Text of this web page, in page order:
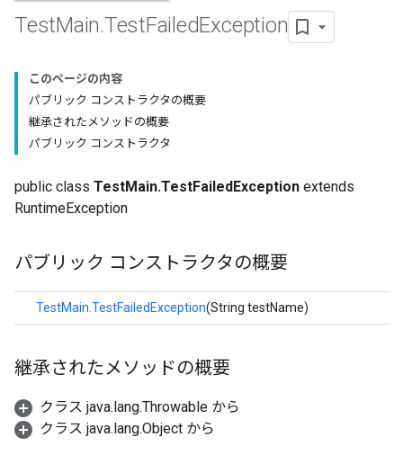
TestMain.TestFailedException
このページの内容
パブリック コンストラクタの概要
継承されたメソッドの概要
パブリック コンストラクタ
public class TestMain.TestFailedException extends
RuntimeException
パブリック コンストラクタの概要
TestMain.TestFailedException(String testName)
継承されたメソッドの概要
クラス java.lang.Throwable から
クラス java.lang.Object から